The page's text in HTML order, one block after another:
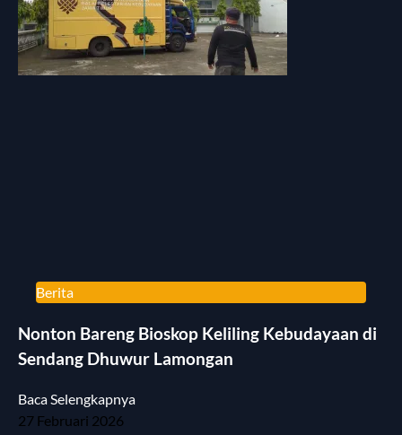
Berita
Nonton Bareng Bioskop Keliling Kebudayaan di
Sendang Dhuwur Lamongan
Baca Selengkapnya
27 Februari 2026